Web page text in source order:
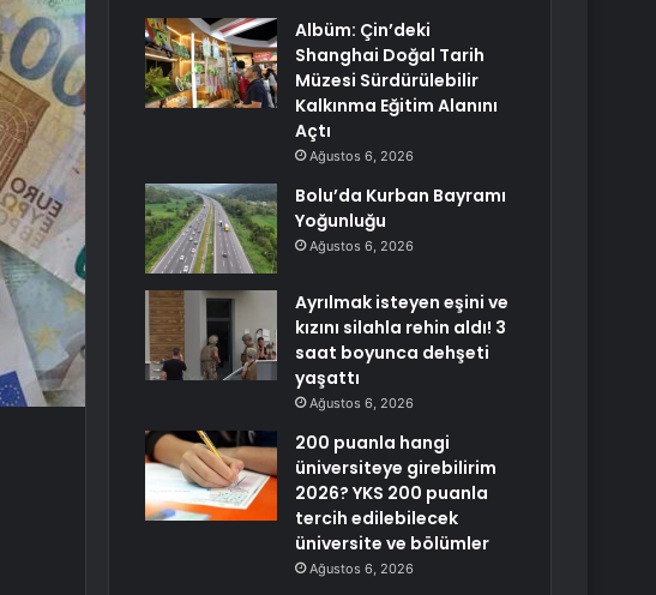
Albüm: Çin’deki
Shanghai Doğal Tarih
Müzesi Sürdürülebilir
Kalkınma Eğitim Alanını
Açtı
Ağustos 6, 2026
Bolu’da Kurban Bayramı
Yoğunluğu
Ağustos 6, 2026
Ayrılmak isteyen eşini ve
kızını silahla rehin aldı! 3
saat boyunca dehşeti
yaşattı
Ağustos 6, 2026
200 puanla hangi
üniversiteye girebilirim
2026? YKS 200 puanla
tercih edilebilecek
üniversite ve bölümler
Ağustos 6, 2026